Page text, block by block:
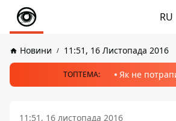
RU
Новини 11:51, 16 Листопада 2016
ТОПТЕМА: Як не
11:51, 16 листопада 2016